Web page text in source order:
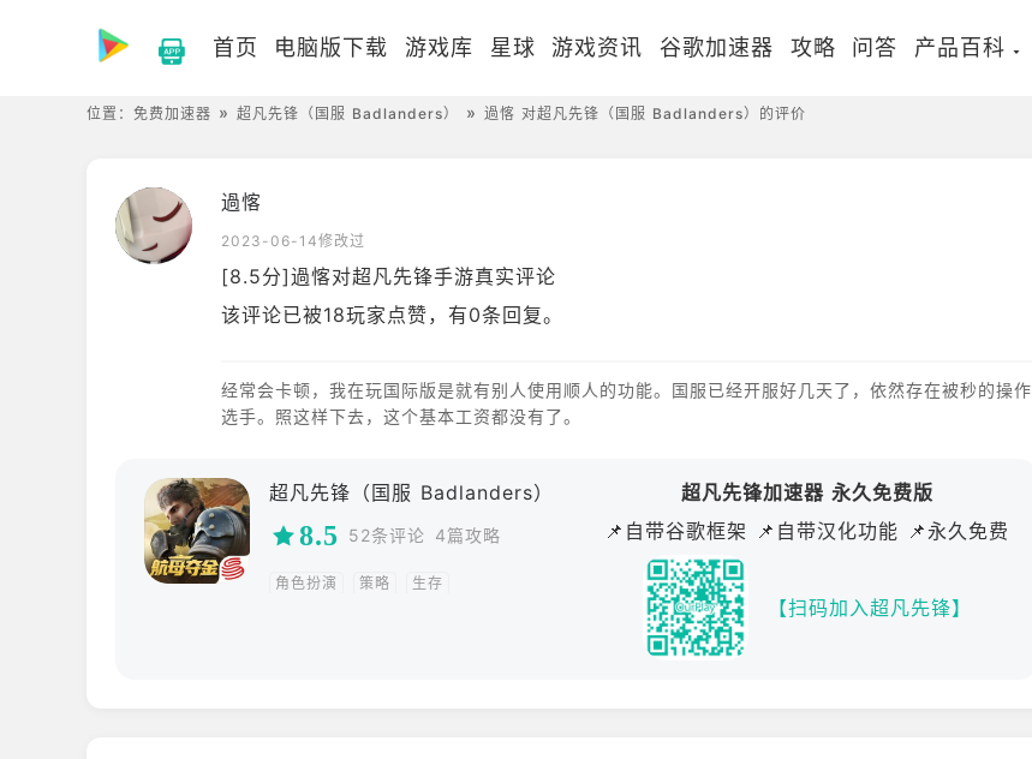
首页 电脑版下载 游戏库 星球 游戏资讯 谷歌加速器 攻略 问答 产品百科
位置： 免费加速器 超凡先锋（国服 Badlanders） 過愘 对超凡先锋（国服 Badlanders）的评价
過愘
2023-06-14修改过
[8.5分]過愘对超凡先锋手游真实评论
该评论已被18玩家点赞，有0条回复。
经常会卡顿，我在玩国际版是就有别人使用顺人的功能。国服已经开服好几天了，依然存在被秒的操作
选手。照这样下去，这个基本工资都没有了。
超凡先锋（国服 Badlanders）
8.5 52条评论 4篇攻略
角色扮演 策略 生存
超凡先锋加速器 永久免费版
📌自带谷歌框架 📌自带汉化功能 📌永久免费
【扫码加入超凡先锋】